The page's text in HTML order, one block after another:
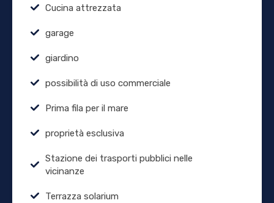
Cucina attrezzata
garage
giardino
possibilità di uso commerciale
Prima fila per il mare
proprietà esclusiva
Stazione dei trasporti pubblici nelle
vicinanze
Terrazza solarium